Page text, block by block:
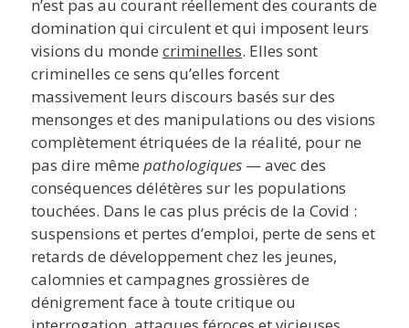
n’est pas au courant réellement des courants de
domination qui circulent et qui imposent leurs
visions du monde criminelles. Elles sont
criminelles ce sens qu’elles forcent
massivement leurs discours basés sur des
mensonges et des manipulations ou des visions
complètement étriquées de la réalité, pour ne
pas dire même pathologiques — avec des
conséquences délétères sur les populations
touchées. Dans le cas plus précis de la Covid :
suspensions et pertes d’emploi, perte de sens et
retards de développement chez les jeunes,
calomnies et campagnes grossières de
dénigrement face à toute critique ou